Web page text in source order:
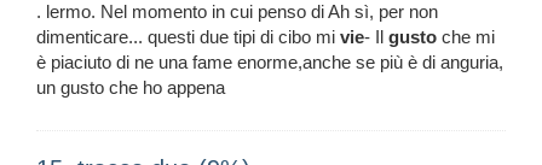
. lermo. Nel momento in cui penso di Ah sì, per non
dimenticare... questi due tipi di cibo mi vie- Il gusto che mi
è piaciuto di ne una fame enorme,anche se più è di anguria,
un gusto che ho appena